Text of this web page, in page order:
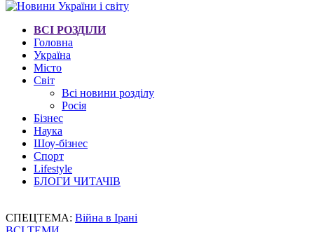
ВСІ РОЗДІЛИ
Головна
Україна
Місто
Світ
Всі новини розділу
Росія
Бізнес
Наука
Шоу-бізнес
Спорт
Lifestyle
БЛОГИ ЧИТАЧІВ
СПЕЦТЕМА: Війна в Ірані